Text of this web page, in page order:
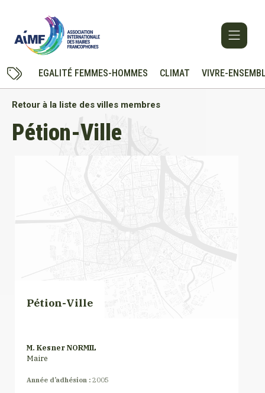
EGALITÉ FEMMES-HOMMES CLIMAT VIVRE-
Retour à la liste des villes membres
Pétion-Ville
Pétion-Ville
M. Kesner NORMIL
Maire
Année d’adhésion : 2005